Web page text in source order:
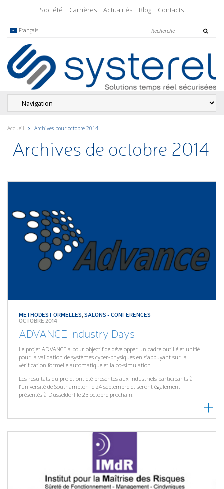
Société Carrières Actualités Blog Contacts
Français
Accueil Archives pour octobre 2014
Archives de octobre 2014
MÉTHODES FORMELLES ,SALONS - CONFÉRENCES
OCTOBRE 2014
ADVANCE Industry Days
Le projet ADVANCE a pour objectif de développer un cadre outillé et unifié
pour la validation de systèmes cyber-physiques en s’appuyant sur la
vérification formelle automatique et la co-simulation.
Les résultats du projet ont été présentés aux industriels participants à
l’université de Southampton le 24 septembre et seront également
présentés à Düsseldorf le 23 octobre prochain.